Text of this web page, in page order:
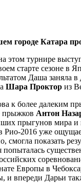
городе Катара
этом турнире
старте сезоне в
Даша заняла
Шара Проктор из
к более далеким
прыжков Антон
прыгунов мира
2016 уже
смогла показать
попыталась
Европы в
и впереди Дарьи